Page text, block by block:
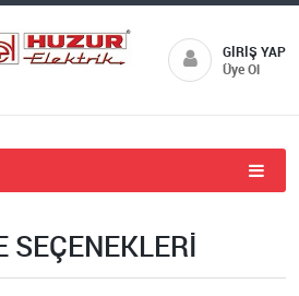
GIRIŞ YAP
Üye Ol
SEÇENEKLERI